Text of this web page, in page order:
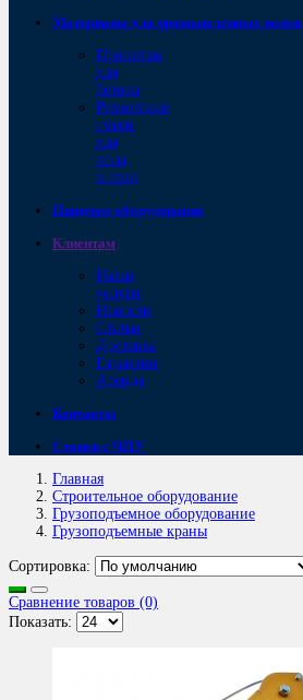
Материалы для промышленных полов
Пропитки
для
бетона
Ремонтные
смеси
для
пола
и стен
Пищевое оборудование
Клиентам
Наши
услуги
Новости
Статьи
Доставка
Гарантии
Аренда
Контакты
Станки с ЧПУ
Главная
Строительное оборудование
Грузоподъемное оборудование
Грузоподъемные краны
Сортировка:
Сравнение товаров (0)
Показать: